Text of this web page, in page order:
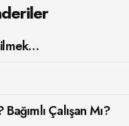
Bağımlı Çalışan Mı?